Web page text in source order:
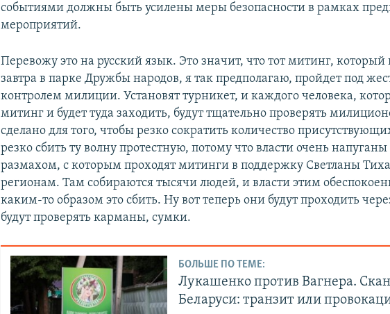
событиями должны быть усилены меры безопасности в рамках
мероприятий.
Перевожу это на русский язык. Это значит, что тот митинг, который
завтра в парке Дружбы народов, я так предполагаю, пройдет под
контролем милиции. Установят турникет, и каждого человека,
митинг и будет туда заходить, будут тщательно проверять
сделано для того, чтобы резко сократить количество
резко сбить ту волну протестную, потому что власти очень
размахом, с которым проходят митинги в поддержку Светланы
регионам. Там собираются тысячи людей, и власти этим
каким-то образом это сбить. Ну вот теперь они будут проходить
будут проверять карманы, сумки.
БОЛЬШЕ ПО ТЕМЕ:
Лукашенко против Вагнера.
Беларуси: транзит или